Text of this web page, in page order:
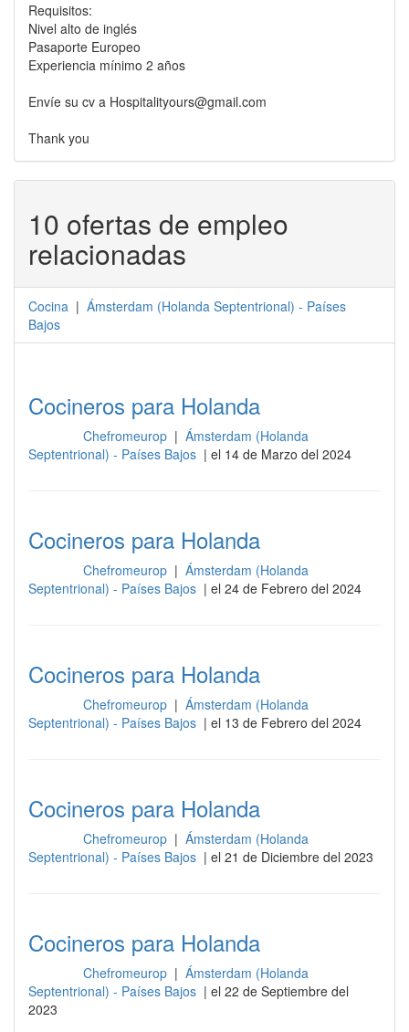
Requisitos:
Nivel alto de inglés
Pasaporte Europeo
Experiencia mínimo 2 años
Envíe su cv a Hospitalityours@gmail.com
Thank you
10 ofertas de empleo
relacionadas
Cocina | Ámsterdam (Holanda Septentrional) - Países
Bajos
Cocineros para Holanda
Chefromeurop | Ámsterdam (Holanda
Septentrional) - Países Bajos | el 14 de Marzo del 2024
Cocineros para Holanda
Chefromeurop | Ámsterdam (Holanda
Septentrional) - Países Bajos | el 24 de Febrero del 2024
Cocineros para Holanda
Chefromeurop | Ámsterdam (Holanda
Septentrional) - Países Bajos | el 13 de Febrero del 2024
Cocineros para Holanda
Chefromeurop | Ámsterdam (Holanda
Septentrional) - Países Bajos | el 21 de Diciembre del 2023
Cocineros para Holanda
Chefromeurop | Ámsterdam (Holanda
Septentrional) - Países Bajos | el 22 de Septiembre del
2023